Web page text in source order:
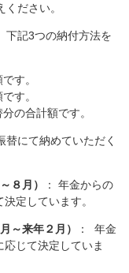
ださい。
下記3つの納付方法を
す。
す。
の合計額です。
替にて納めていただく
８月）
： 年金からの
定しています。
～来年２月）
： 年金
じて決定していま